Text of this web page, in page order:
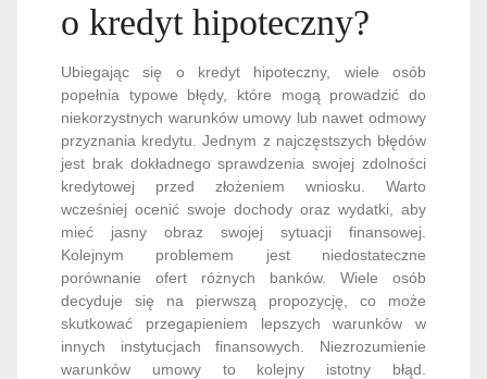
o kredyt hipoteczny?
Ubiegając się o kredyt hipoteczny, wiele osób
popełnia typowe błędy, które mogą prowadzić do
niekorzystnych warunków umowy lub nawet odmowy
przyznania kredytu. Jednym z najczęstszych błędów
jest brak dokładnego sprawdzenia swojej zdolności
kredytowej przed złożeniem wniosku. Warto
wcześniej ocenić swoje dochody oraz wydatki, aby
mieć jasny obraz swojej sytuacji finansowej.
Kolejnym problemem jest niedostateczne
porównanie ofert różnych banków. Wiele osób
decyduje się na pierwszą propozycję, co może
skutkować przegapieniem lepszych warunków w
innych instytucjach finansowych. Niezrozumienie
warunków umowy to kolejny istotny błąd.